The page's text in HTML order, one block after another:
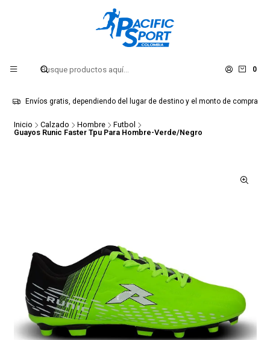
0
Envíos gratis, dependiendo del lugar de destino y el monto de compra
Inicio Calzado Hombre
Futbol
Guayos Runic Faster Tpu Para Hombre-Verde/Negro